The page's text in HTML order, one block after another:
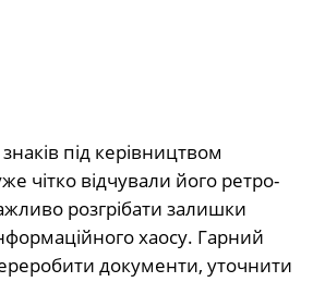
під керівництвом
чітко відчували його ретро-
розгрібати залишки
хаосу. Гарний
документи, уточнити